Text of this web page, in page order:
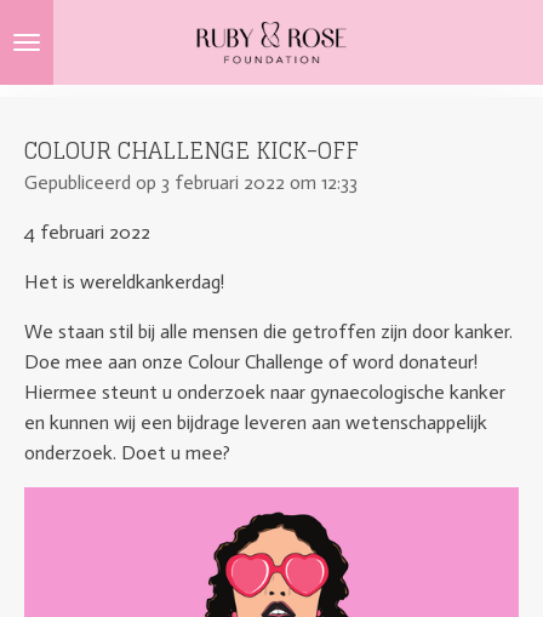
direct
naar
hoofdinhoud
COLOUR CHALLENGE KICK-OFF
Gepubliceerd op 3 februari 2022 om 12:33
4 februari 2022
Het is wereldkankerdag!
We staan stil bij alle mensen die getroffen zijn door kanker.
Doe mee aan onze Colour Challenge of word donateur!
Hiermee steunt u onderzoek naar gynaecologische kanker
en kunnen wij een bijdrage leveren aan wetenschappelijk
onderzoek. Doet u mee?